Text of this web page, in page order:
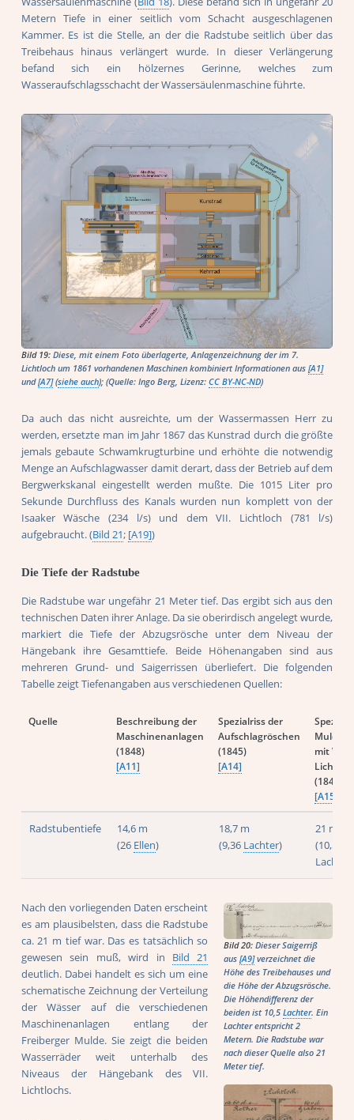
Metern Tiefe in einer seitlich vom Schacht ausgeschlagenen
Kammer. Es ist die Stelle, an der die Radstube seitlich über das
Treibehaus hinaus verlängert wurde. In dieser Verlängerung
befand sich ein hölzernes Gerinne, welches zum
Wasseraufschlagsschacht der Wassersäulenmaschine führte.
Bild 19: Diese, mit einem Foto überlagerte, Anlagenzeichnung der im 7.
Lichtloch um 1861 vorhandenen Maschinen kombiniert Informationen aus [A1]
und[A7](siehe auch); (Quelle: Ingo Berg, Lizenz: CC BY-NC-ND)
Da auch das nicht ausreichte, um der Wassermassen Herr zu
werden, ersetzte man im Jahr 1867 das Kunstrad durch die größte
jemals gebaute Schwamkrugturbine und erhöhte die notwendig
Menge an Aufschlagwasser damit derart, dass der Betrieb auf dem
Bergwerkskanal eingestellt werden mußte. Die 1015 Liter pro
Sekunde Durchfluss des Kanals wurden nun komplett von der
Isaaker Wäsche (234 l/s) und dem VII. Lichtloch (781 l/s)
aufgebraucht. (Bild 21; [A19])
Die Tiefe der Radstube
Die Radstube war ungefähr 21 Meter tief. Das ergibt sich aus den
technischen Daten ihrer Anlage. Da sie oberirdisch angelegt wurde,
markiert die Tiefe der Abzugsrösche unter dem Niveau der
Hängebank ihre Gesamttiefe. Beide Höhenangaben sind aus
mehreren Grund- und Saigerrissen überliefert. Die folgenden
Tabelle zeigt Tiefenangaben aus verschiedenen Quellen:
Quelle
Beschreibung der
Maschinenanlagen
(1848)
[A11]
Spezialriss der
Aufschlagröschen
(1845)
[A14]
mit VII.
(1847-
[A15]
Radstubentiefe
14,6 m
(26 Ellen)
18,7 m
(9,36 Lachter)
21 m
(10,5
Lachter)
Bild 20:Dieser Saigerriß
aus[A9]verzeichnet die
Höhe des Treibehauses und
die Höhe der Abzugsrösche.
Die Höhendifferenz der
beiden ist 10,5Lachter. Ein
Lachter entspricht 2
Metern. Die Radstube war
nach dieser Quelle also 21
Meter tief.
Nach den vorliegenden Daten erscheint
es am plausibelsten, dass die Radstube
ca. 21 m tief war. Das es tatsächlich so
gewesen sein muß, wird in Bild 21
deutlich. Dabei handelt es sich um eine
schematische Zeichnung der Verteilung
der Wässer auf die verschiedenen
Maschinenanlagen entlang der
Freiberger Mulde. Sie zeigt die beiden
Wasserräder weit unterhalb des
Niveaus der Hängebank des VII.
Lichtlochs.